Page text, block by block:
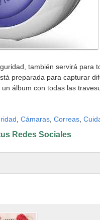
también servirá para
preparada para capturar
álbum con todas las
Cámaras, Correas,
Redes Sociales